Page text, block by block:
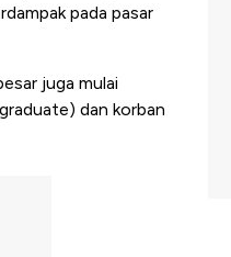
pada pasar
juga mulai
dan korban